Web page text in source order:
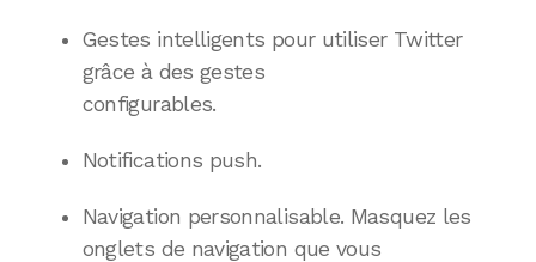
Gestes intelligents pour utiliser Twitter
grâce à des gestes
configurables.
Notifications push.
Navigation personnalisable. Masquez les
onglets de navigation que vous